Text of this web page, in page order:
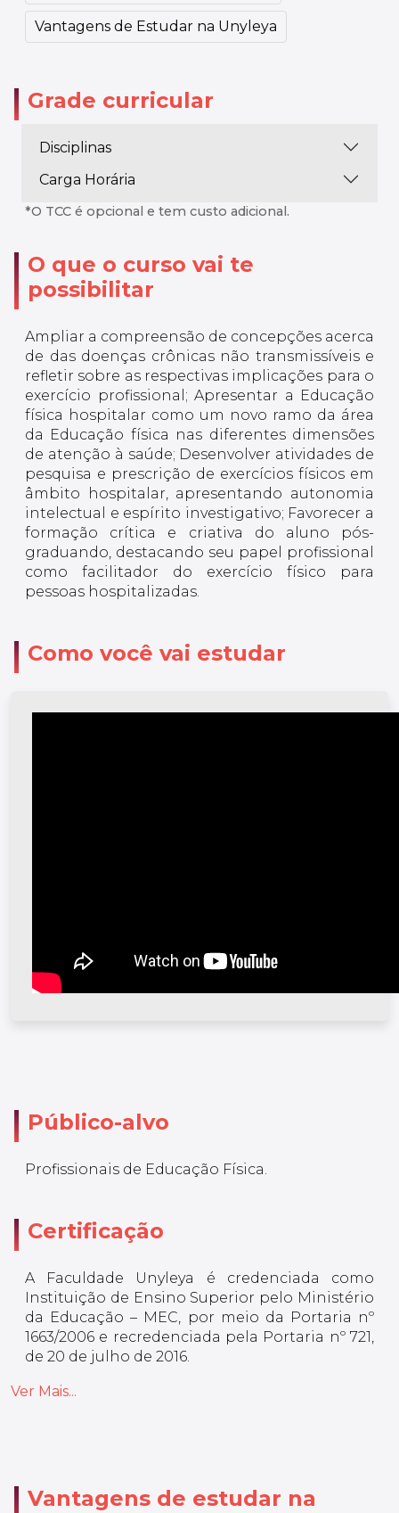
Vantagens de Estudar na Unyleya
Grade curricular
Disciplinas
Carga Horária
*O TCC é opcional e tem custo adicional.
O que o curso vai te
possibilitar
Ampliar a compreensão de concepções acerca
de das doenças crônicas não transmissíveis e
refletir sobre as respectivas implicações para o
exercício profissional; Apresentar a Educação
física hospitalar como um novo ramo da área
da Educação física nas diferentes dimensões
de atenção à saúde; Desenvolver atividades de
pesquisa e prescrição de exercícios físicos em
âmbito hospitalar, apresentando autonomia
intelectual e espírito investigativo; Favorecer a
formação crítica e criativa do aluno pós-
graduando, destacando seu papel profissional
como facilitador do exercício físico para
pessoas hospitalizadas.
Como você vai estudar
Público-alvo
Profissionais de Educação Física.
Certificação
A Faculdade Unyleya é credenciada como
Instituição de Ensino Superior pelo Ministério
da Educação – MEC, por meio da Portaria nº
1663/2006 e recredenciada pela Portaria nº 721,
de 20 de julho de 2016.
Ver Mais...
Vantagens de estudar na